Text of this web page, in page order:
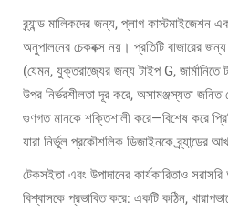
ব্র্যান্ড মালিকদের জন্য, প্লাগ
অনুপালনের চেকবক্স নয়। প্রতিটি বাজারের
(যেমন, যুক্তরাজ্যের জন্য টাইপ G, জার্মানিতে
উপর নির্ভরশীলতা দূর করে, অসামঞ্জস্যতা
গুণগত মানকে শক্তিশালী করে—বিশেষ করে
যারা নির্ভুল প্রকৌশলিক ডিজাইনকে ব্র্যান্ডের
টেকসইতা এবং উপাদানের কার্যকারিতাও সরাসরি
বিশ্বাসকে প্রভাবিত করে: একটি কঠিন,